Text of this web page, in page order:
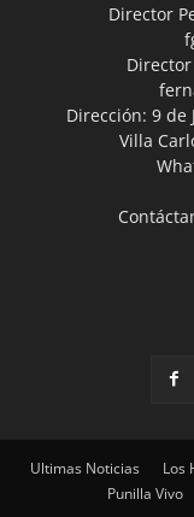
Director
Dirección: 9 de
Villa
Ultimas Noticias Los
Punilla Vivo